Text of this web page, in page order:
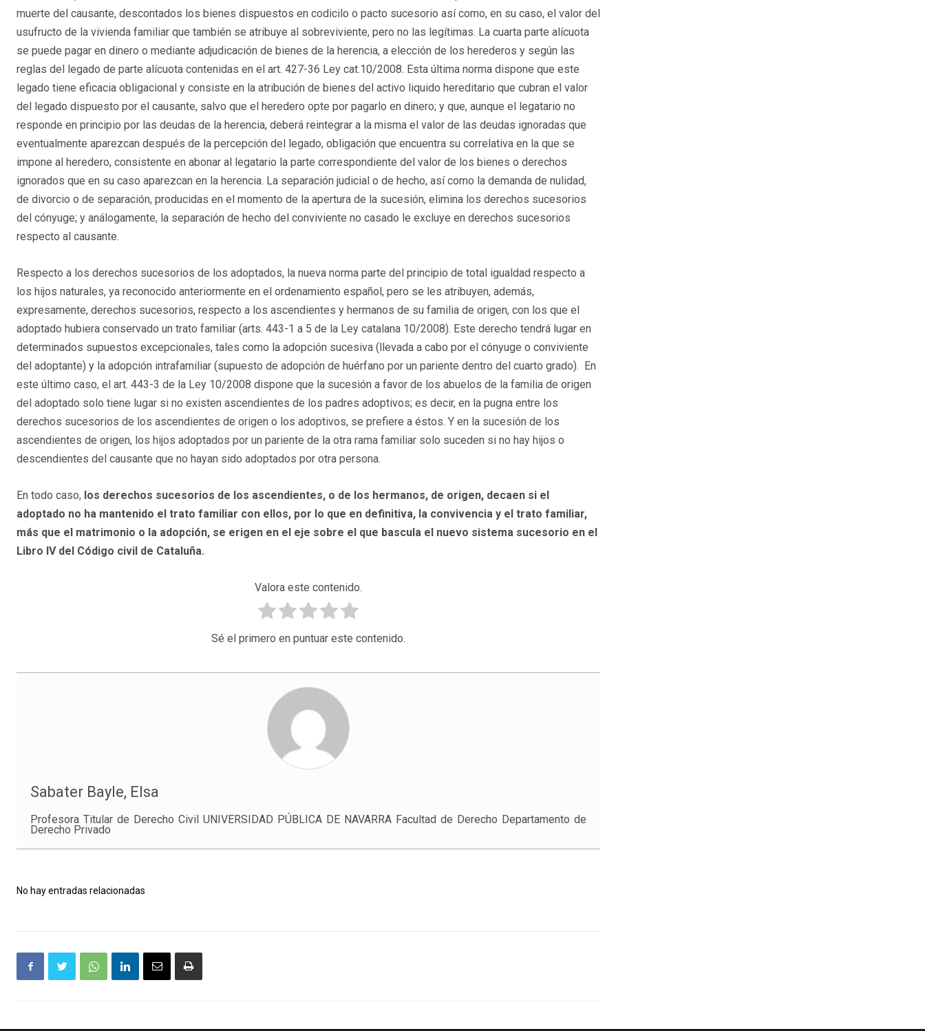
muerte del causante, descontados los bienes dispuestos en codicilo o pacto sucesorio así como, en su caso, el valor del
usufructo de la vivienda familiar que también se atribuye al sobreviviente, pero no las legítimas. La cuarta parte alícuota
se puede pagar en dinero o mediante adjudicación de bienes de la herencia, a elección de los herederos y según las
reglas del legado de parte alícuota contenidas en el art. 427-36 Ley cat.10/2008. Esta última norma dispone que este
legado tiene eficacia obligacional y consiste en la atribución de bienes del activo liquido hereditario que cubran el valor
del legado dispuesto por el causante, salvo que el heredero opte por pagarlo en dinero; y que, aunque el legatario no
responde en principio por las deudas de la herencia, deberá reintegrar a la misma el valor de las deudas ignoradas que
eventualmente aparezcan después de la percepción del legado, obligación que encuentra su correlativa en la que se
impone al heredero, consistente en abonar al legatario la parte correspondiente del valor de los bienes o derechos
ignorados que en su caso aparezcan en la herencia. La separación judicial o de hecho, así como la demanda de nulidad,
de divorcio o de separación, producidas en el momento de la apertura de la sucesión, elimina los derechos sucesorios
del cónyuge; y análogamente, la separación de hecho del conviviente no casado le excluye en derechos sucesorios
respecto al causante.
Respecto a los derechos sucesorios de los adoptados, la nueva norma parte del principio de total igualdad respecto a
los hijos naturales, ya reconocido anteriormente en el ordenamiento español, pero se les atribuyen, además,
expresamente, derechos sucesorios, respecto a los ascendientes y hermanos de su familia de origen, con los que el
adoptado hubiera conservado un trato familiar (arts. 443-1 a 5 de la Ley catalana 10/2008). Este derecho tendrá lugar en
determinados supuestos excepcionales, tales como la adopción sucesiva (llevada a cabo por el cónyuge o conviviente
del adoptante) y la adopción intrafamiliar (supuesto de adopción de huérfano por un pariente dentro del cuarto grado). En
este último caso, el art. 443-3 de la Ley 10/2008 dispone que la sucesión a favor de los abuelos de la familia de origen
del adoptado solo tiene lugar si no existen ascendientes de los padres adoptivos; es decir, en la pugna entre los
derechos sucesorios de los ascendientes de origen o los adoptivos, se prefiere a éstos. Y en la sucesión de los
ascendientes de origen, los hijos adoptados por un pariente de la otra rama familiar solo suceden si no hay hijos o
descendientes del causante que no hayan sido adoptados por otra persona.
En todo caso, los derechos sucesorios de los ascendientes, o de los hermanos, de origen, decaen si el
adoptado no ha mantenido el trato familiar con ellos, por lo que en definitiva, la convivencia y el trato familiar,
más que el matrimonio o la adopción, se erigen en el eje sobre el que bascula el nuevo sistema sucesorio en el
Libro IV del Código civil de Cataluña.
Valora este contenido.
Sé el primero en puntuar este contenido.
Sabater Bayle, Elsa
Profesora Titular de Derecho Civil UNIVERSIDAD PÚBLICA DE NAVARRA Facultad de Derecho Departamento de
Derecho Privado
No hay entradas relacionadas